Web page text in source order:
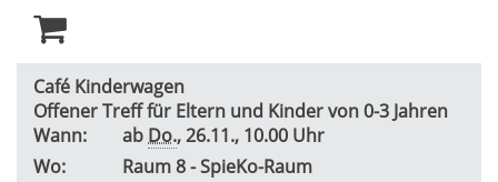
Café Kinderwagen
Offener Treff für Eltern und Kinder von 0-3 Jahren
Wann:
ab Do., 26.11., 10.00 Uhr
Wo:
Raum 8 - SpieKo-Raum